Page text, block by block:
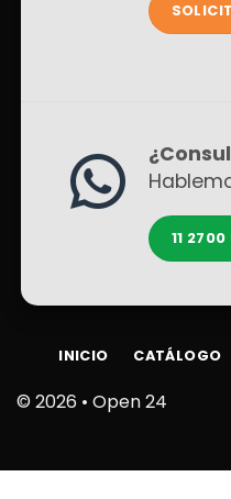
11 2700
© 2026 • Open 24
INICIO CATÁLOGO